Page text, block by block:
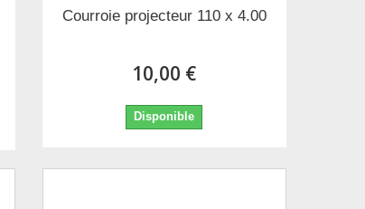
Courroie projecteur 110 x 4.00
10,00 €
Disponible